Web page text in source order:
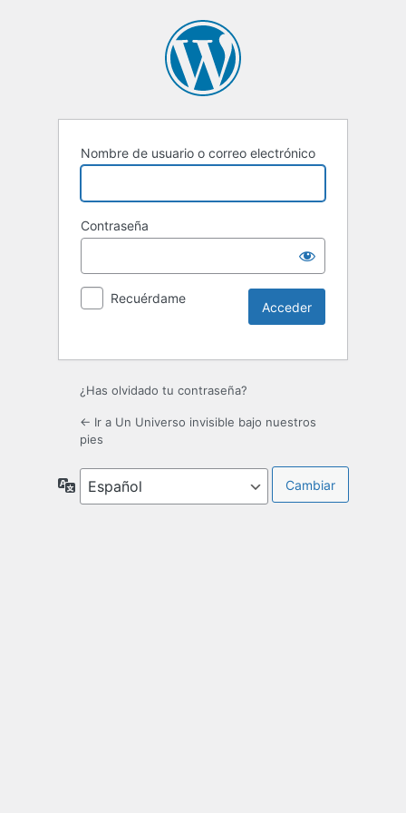
Nombre de usuario o correo electrónico
Contraseña
Recuérdame
¿Has olvidado tu contraseña?
← Ir a Un Universo invisible bajo nuestros
pies
Idioma